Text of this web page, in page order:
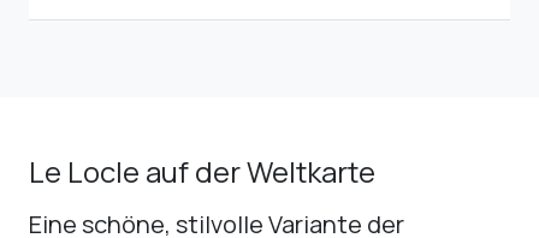
Le Locle auf der Weltkarte
Eine schöne, stilvolle Variante der